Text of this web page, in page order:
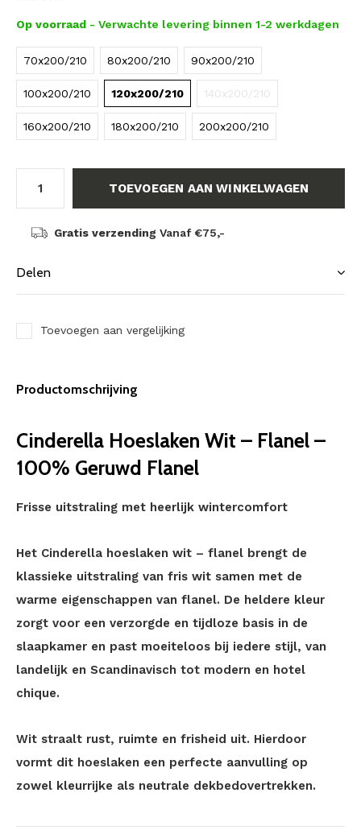
Op voorraad - Verwachte levering binnen 1-2 werkdagen
70x200/210 80x200/210 90x200/210
100x200/210 120x200/210 140x200/210
160x200/210 180x200/210 200x200/210
TOEVOEGEN AAN WINKELWAGEN
Gratis verzending Vanaf €75,-
Delen
Toevoegen aan vergelijking
Productomschrijving
Cinderella Hoeslaken Wit – Flanel –
100% Geruwd Flanel
Frisse uitstraling met heerlijk wintercomfort
Het Cinderella hoeslaken wit – flanel brengt de
klassieke uitstraling van fris wit samen met de
warme eigenschappen van flanel. De heldere kleur
zorgt voor een verzorgde en tijdloze basis in de
slaapkamer en past moeiteloos bij iedere stijl, van
landelijk en Scandinavisch tot modern en hotel
chique.
Wit straalt rust, ruimte en frisheid uit. Hierdoor
vormt dit hoeslaken een perfecte aanvulling op
zowel kleurrijke als neutrale dekbedovertrekken.